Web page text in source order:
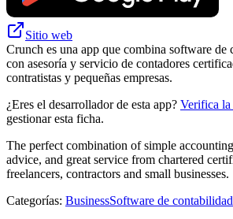
Sitio web
Crunch es una app que combina software de
con asesoría y servicio de contadores
contratistas y pequeñas empresas.
¿Eres el desarrollador de esta app? Verifica la
gestionar esta ficha.
The perfect combination of simple
advice, and great service from chartered
freelancers, contractors and small businesses.
Categorías: BusinessSoftware de contabilidad